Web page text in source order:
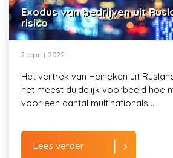
Exodus van bedrijven uit
risico
7 april 2022
Het vertrek van Heineken uit
het meest duidelijk voorbeeld hoe
voor een aantal multinationals ...
Lees verder